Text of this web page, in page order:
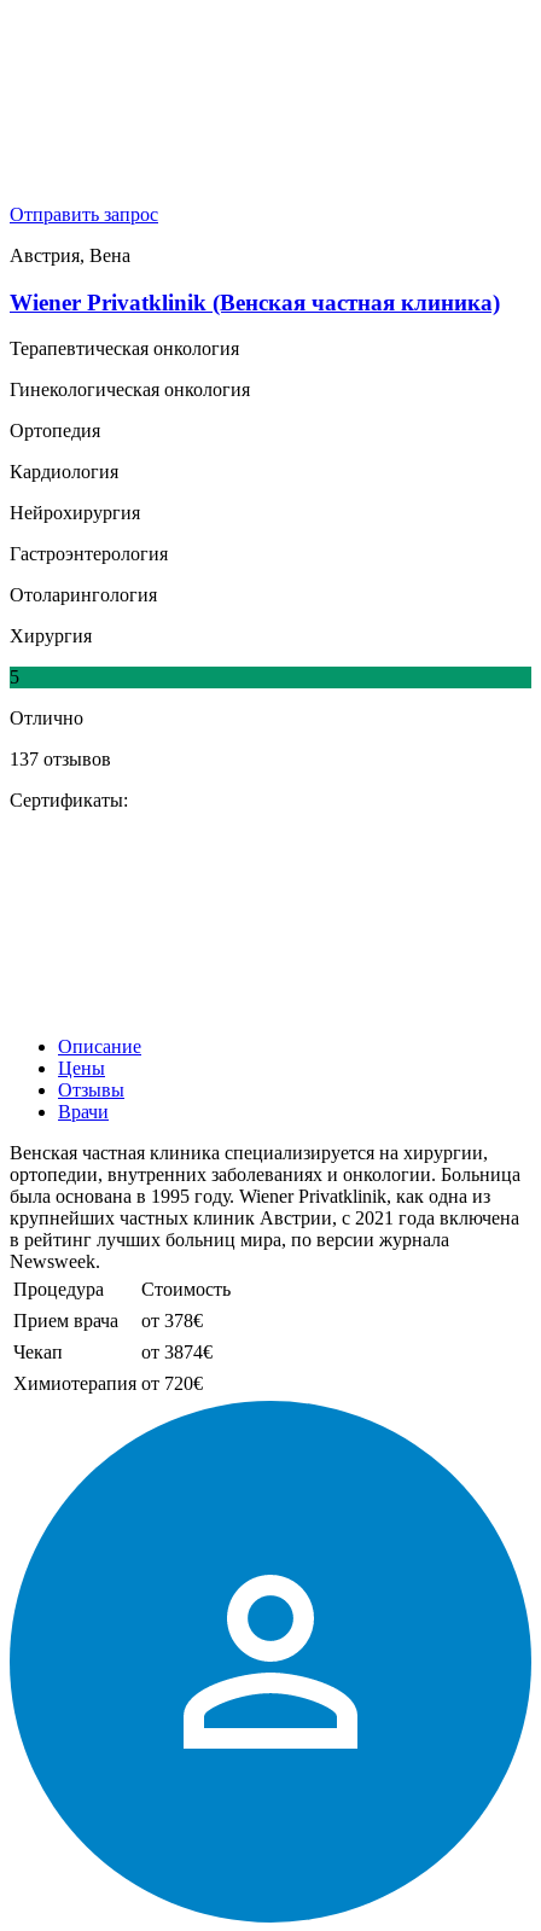
Отправить запрос
Австрия, Вена
Wiener Privatklinik (Венская частная клиника)
Терапевтическая онкология
Гинекологическая онкология
Ортопедия
Кардиология
Нейрохирургия
Гастроэнтерология
Отоларингология
Хирургия
5
Отлично
137 отзывов
Сертификаты:
Описание
Цены
Отзывы
Врачи
Венская частная клиника специализируется на хирургии,
ортопедии, внутренних заболеваниях и онкологии. Больница
была основана в 1995 году. Wiener Privatklinik, как одна из
крупнейших частных клиник Австрии, с 2021 года включена
в рейтинг лучших больниц мира, по версии журнала
Newsweek.
Процедура
Стоимость
Прием врача
от 378€
Чекап
от 3874€
Химиотерапия от 720€